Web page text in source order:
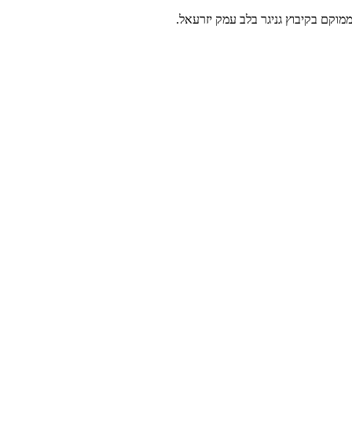
בקיבוץ גניגר בלב עמק יזרעאל.